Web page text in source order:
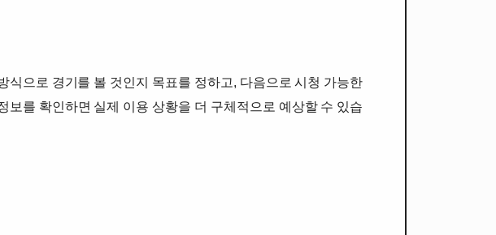
으로 경기를 볼 것인지 목표를 정하고, 다음으로 시청 가능한
를 확인하면 실제 이용 상황을 더 구체적으로 예상할 수 있습